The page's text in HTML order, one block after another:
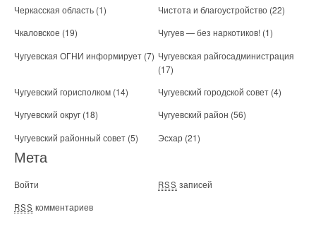
Черкасская область (1) Чистота и благоустройство (22)
Чкаловское (19) Чугуев — без наркотиков! (1)
Чугуевская ОГНИ информирует (7) Чугуевская райгосадминистрация
(17)
Чугуевский горисполком (14) Чугуевский городской совет (4)
Чугуевский округ (18) Чугуевский район (56)
Чугуевский районный совет (5) Эсхар (21)
Мета
Войти RSS записей
RSS комментариев